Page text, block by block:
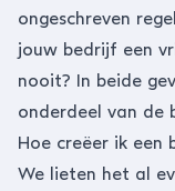
ongeschreven
jouw bedrijf een
nooit? In beide
onderdeel van de
Hoe creëer ik een
We lieten het al